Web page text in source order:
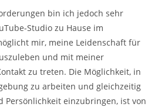
bin ich jedoch sehr
Studio zu Hause im
mir, meine Leidenschaft für
und mit meiner
zu treten. Die Möglichkeit, in
zu arbeiten und gleichzeitig
Persönlichkeit einzubringen, ist von